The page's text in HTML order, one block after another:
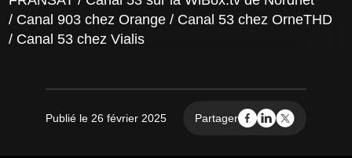
/ Canal 903 chez Orange / Canal 53 chez OrneTHD
/ Canal 53 chez Vialis
Publié le 26 février 2025 Partager